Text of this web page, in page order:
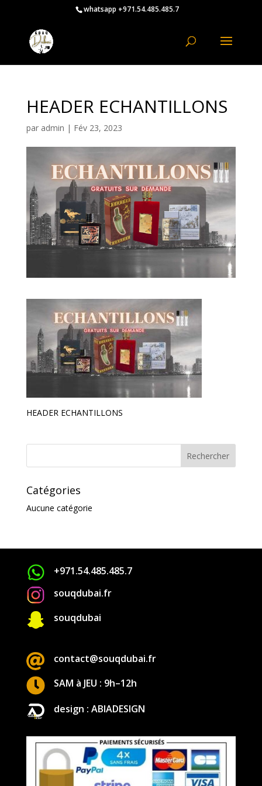
whatsapp +971.54.485.485.7
HEADER ECHANTILLONS
par admin | Fév 23, 2023
HEADER ECHANTILLONS
Catégories
Aucune catégorie
+971.54.485.485.7
souqdubai.fr
 souqdubai
 contact@souqdubai.fr

SAM à JEU : 9h–12h
design : ABIADESIGN